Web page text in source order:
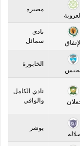
مصيرة
نادي
سمائل
الخابورة
نادي الكامل
والوافي
بوشر